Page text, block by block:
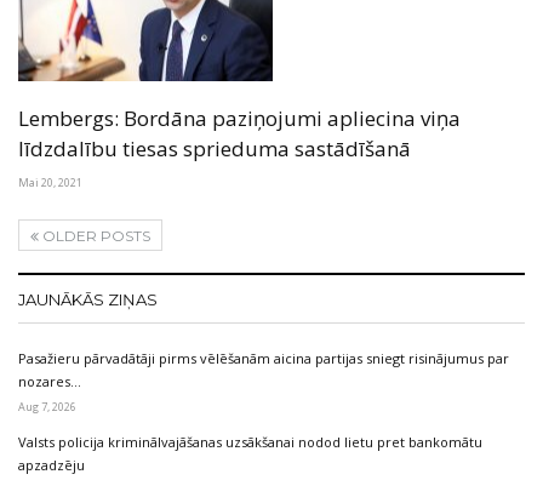
Lembergs: Bordāna paziņojumi apliecina viņa
līdzdalību tiesas sprieduma sastādīšanā
Mai 20, 2021
OLDER POSTS
JAUNĀKĀS ZIŅAS
Pasažieru pārvadātāji pirms vēlēšanām aicina partijas sniegt risinājumus par
nozares…
Aug 7, 2026
Valsts policija kriminālvajāšanas uzsākšanai nodod lietu pret bankomātu
apzadzēju